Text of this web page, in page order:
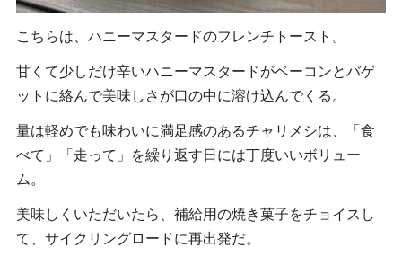
こちらは、ハニーマスタードのフレンチトースト。
甘くて少しだけ辛いハニーマスタードがベーコンとバゲ
ットに絡んで美味しさが口の中に溶け込んでくる。
量は軽めでも味わいに満足感のあるチャリメシは、「食
べて」「走って」を繰り返す日には丁度いいボリュー
ム。
美味しくいただいたら、補給用の焼き菓子をチョイスし
て、サイクリングロードに再出発だ。